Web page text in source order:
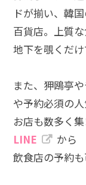
ドが揃い、韓
百貨店。上質
地下を覗くだけ
また、狎鴎亭
や予約必須の
お店も数多く集
LINE
から
飲食店の予約も